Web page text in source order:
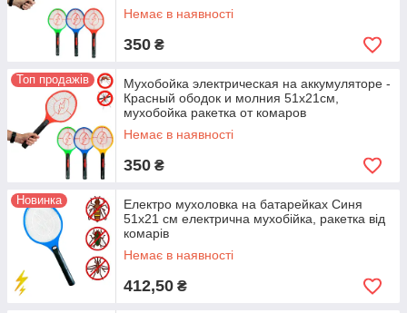
Немає в наявності
350 ₴
Топ продажів
Мухобойка электрическая на аккумуляторе -
Красный ободок и молния 51х21см,
мухобойка ракетка от комаров
Немає в наявності
350 ₴
Новинка
Електро мухоловка на батарейках Синя
51x21 см електрична мухобійка, ракетка від
комарів
Немає в наявності
412,50 ₴